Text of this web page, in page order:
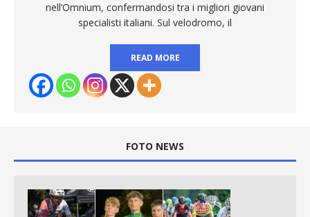
nell’Omnium, confermandosi tra i migliori giovani
specialisti italiani. Sul velodromo, il
READ MORE
FOTO NEWS